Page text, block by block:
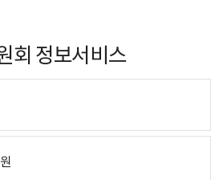
회 정보서비스